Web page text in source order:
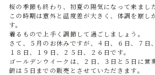
桜の季節も終わり、初夏の陽気になって来まし
この時期は意外と温度差が大きく、体調を崩し
す。
着るもので上手く調節して過ごしましょう。
さて、５月のお休みですが、４日、６日、７日
１８日、１９日、２５日、２６日です。
ゴールデンウイークは、２日、３日と５日に営
餅は５日までの販売とさせていただきます。